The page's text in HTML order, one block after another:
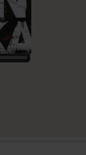
ne
e